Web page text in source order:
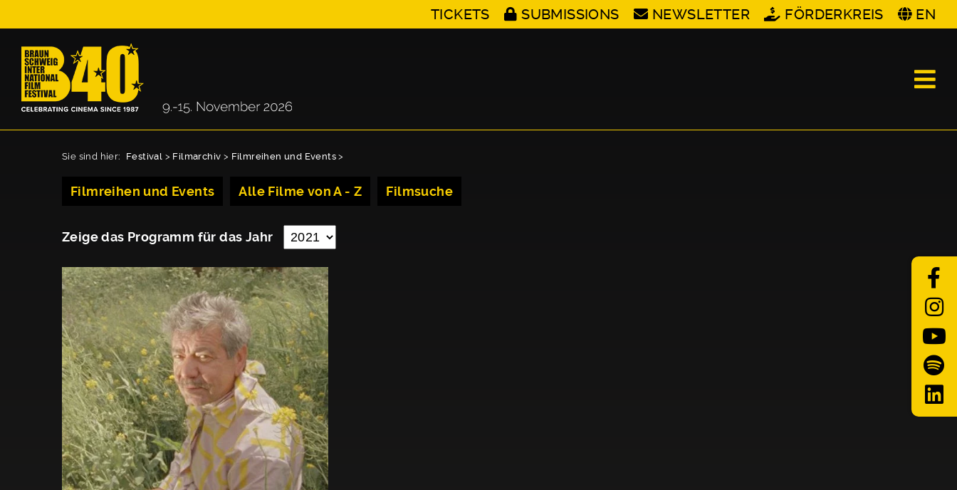
TICKETS SUBMISSIONS NEWSLETTER FÖRDERKREIS EN
Sie sind hier: Festival > Filmarchiv > Filmreihen und Events >
Filmreihen und Events Alle Filme von A - Z Filmsuche
Zeige das Programm für das Jahr